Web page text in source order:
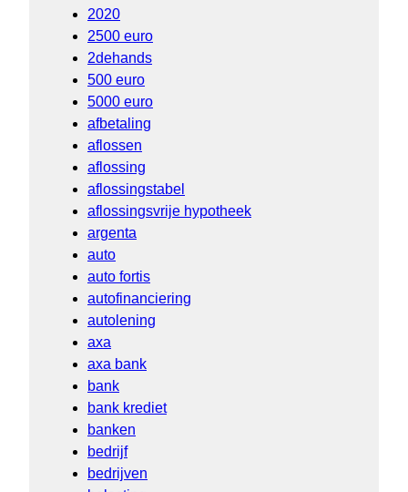
2020
2500 euro
2dehands
500 euro
5000 euro
afbetaling
aflossen
aflossing
aflossingstabel
aflossingsvrije hypotheek
argenta
auto
auto fortis
autofinanciering
autolening
axa
axa bank
bank
bank krediet
banken
bedrijf
bedrijven